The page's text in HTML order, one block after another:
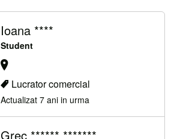
Ioana ****
Student
Lucrator comercial
Actualizat 7 ani in urma
Grec ****** *******